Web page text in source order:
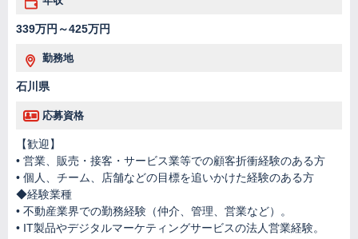
339万円～425万円
勤務地
石川県
応募資格
【歓迎】
• 営業、販売・接客・サービス業等での顧客折衝経験のある⽅
• 個⼈、チーム、店舗などの⽬標を追いかけた経験のある⽅
◆経験業種
• 不動産業界での勤務経験（仲介、管理、営業など）。
• IT製品やデジタルマーケティングサービスの法人営業経験。